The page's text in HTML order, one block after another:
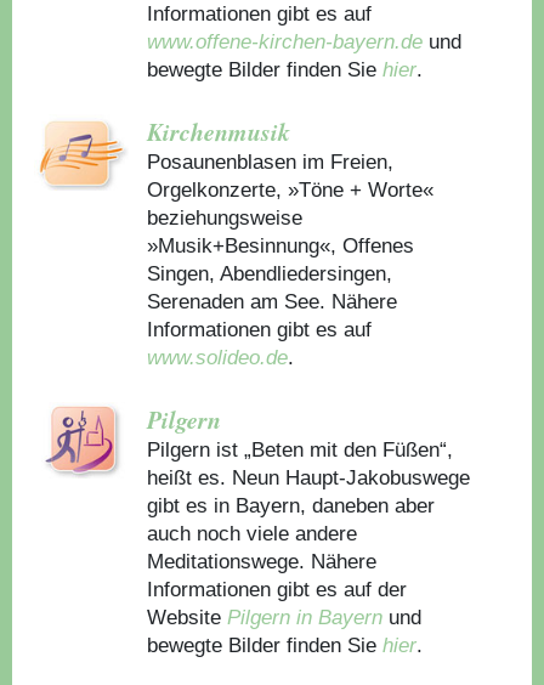
Informationen gibt es auf
www.offene-kirchen-bayern.de und
bewegte Bilder finden Sie hier.
Kirchenmusik
Posaunenblasen im Freien,
Orgelkonzerte, »Töne + Worte«
beziehungsweise
»Musik+Besinnung«, Offenes
Singen, Abendliedersingen,
Serenaden am See. Nähere
Informationen gibt es auf
www.solideo.de.
Pilgern
Pilgern ist „Beten mit den Füßen“,
heißt es. Neun Haupt-Jakobuswege
gibt es in Bayern, daneben aber
auch noch viele andere
Meditationswege. Nähere
Informationen gibt es auf der
WebsitePilgern in Bayern und
bewegte Bilder finden Sie hier.